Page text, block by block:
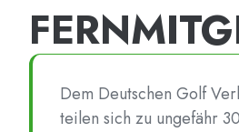
Dem Deutschen Golf
teilen sich zu ungefähr